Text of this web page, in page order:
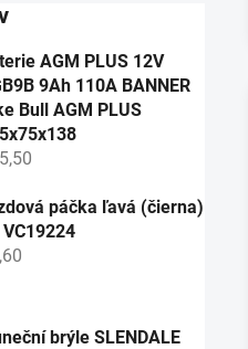
AGM PLUS 12V
9Ah 110A BANNER
Bull AGM PLUS
páčka ľavá (čierna)
VC19224
brýle SLENDALE